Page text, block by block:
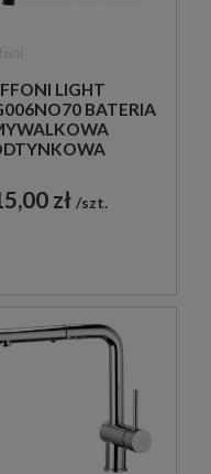
LIGHT
BATERIA
zł szt.